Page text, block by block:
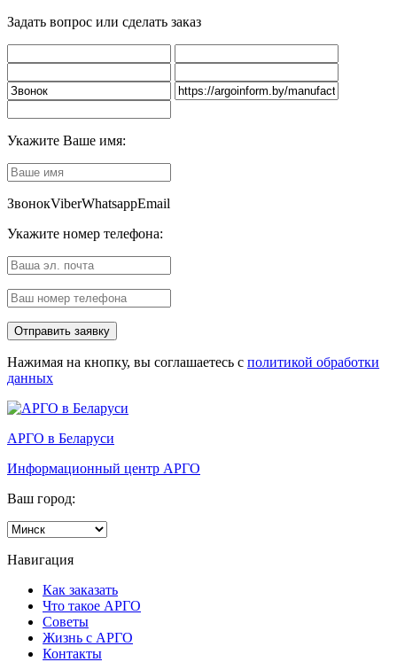
Задать вопрос или сделать заказ
Укажите Ваше имя:
ЗвонокViberWhatsappEmail
Укажите номер телефона:
Нажимая на кнопку, вы соглашаетесь с политикой обработки
данных
АРГО в Беларуси
Информационный центр АРГО
Ваш город:
Навигация
Как заказать
Что такое АРГО
Советы
Жизнь с АРГО
Контакты